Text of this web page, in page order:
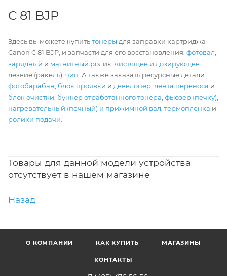
C 81 BJP
Здесь вы можете купитьтонеры для заправки картриджа
Canon C 81 BJP, и запчасти для его восстановления: фотовал
зарядный и магнитный ролик, чистящее и дозирующее
лезвие (ракель), чип . А также заказать ресурсные детали:
фотобарабан блок проявки и девелопер лента переноса и
блок очистки бункер отработанного тонера фьюзер (печку)
нагревательный (печный) и прижимной вал термопленка и
ролики подачи
Товары для данной модели устройства
отсутствует в нашем магазине
Назад
О КОМПАНИИ КАК КУПИТЬ МАГАЗИНЫ
КОНТАКТЫ